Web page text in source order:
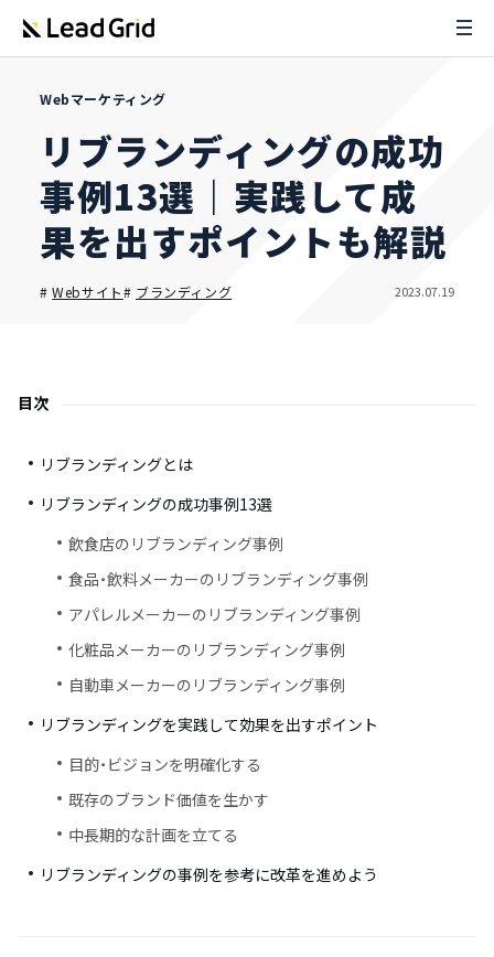
Webマーケティング
リブランディングの成功
事例13選｜実践して成
果を出すポイントも解説
#Webサイト# ブランディング 2023.07.19
目次
リブランディングとは
リブランディングの成功事例13選
飲食店のリブランディング事例
食品・飲料メーカーのリブランディング事例
アパレルメーカーのリブランディング事例
化粧品メーカーのリブランディング事例
自動車メーカーのリブランディング事例
リブランディングを実践して効果を出すポイント
目的・ビジョンを明確化する
既存のブランド価値を生かす
中長期的な計画を立てる
リブランディングの事例を参考に改革を進めよう